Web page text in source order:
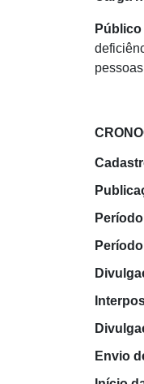
Envio